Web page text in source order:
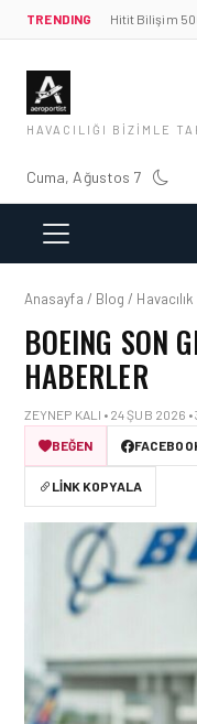
TRENDING Hitit Bilişim
HAVACILIĞI BIZIMLE
Cuma, Ağustos 7
Anasayfa / Blog / Havacılık
BOEING SON
HABERLER
ZEYNEP KALI • 24 ŞUB 2026 •
BEĞEN
LINK KOPYALA